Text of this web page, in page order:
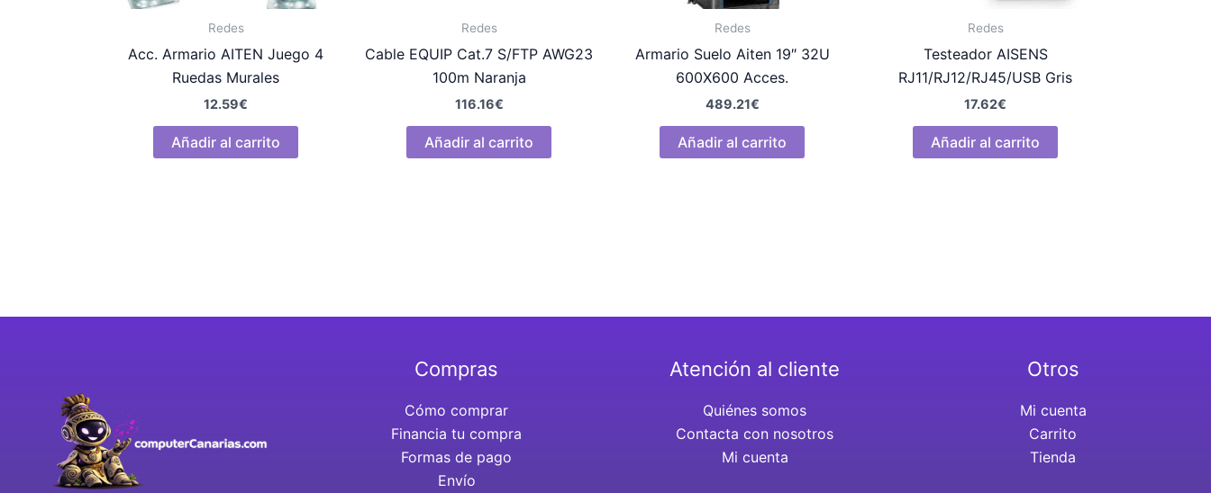
Redes
Acc. Armario AITEN Juego 4
Ruedas Murales
12.59€
Añadir al carrito
Redes
Cable EQUIP Cat.7 S/FTP AWG23
100m Naranja
116.16€
Añadir al carrito
Redes
Armario Suelo Aiten 19″ 32U
600X600 Acces.
489.21€
Añadir al carrito
Redes
Testeador AISENS
RJ11/RJ12/RJ45/USB Gris
17.62€
Añadir al carrito
Compras
Cómo comprar
Financia tu compra
Formas de pago
Envío
Atención al cliente
Quiénes somos
Contacta con nosotros
Mi cuenta
Otros
Mi cuenta
Carrito
Tienda